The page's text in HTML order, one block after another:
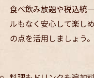
食べ飲み放題や税込統
ルもなく安心して楽し
の点を活用しましょう。